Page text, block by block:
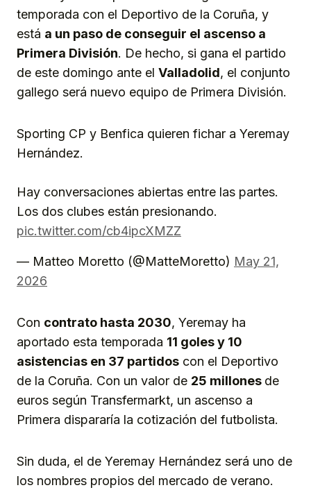
temporada con el Deportivo de la Coruña, y
está a un paso de conseguir el ascenso a
Primera División. De hecho, si gana el partido
de este domingo ante el Valladolid, el conjunto
gallego será nuevo equipo de Primera División.
Sporting CP y Benfica quieren fichar a Yeremay
Hernández.
Hay conversaciones abiertas entre las partes.
Los dos clubes están presionando.
pic.twitter.com/cb4ipcXMZZ
— Matteo Moretto (@MatteMoretto) May 21,
2026
Con contrato hasta 2030, Yeremay ha
aportado esta temporada 11 goles y 10
asistencias en 37 partidos con el Deportivo
de la Coruña. Con un valor de 25 millones de
euros según Transfermarkt, un ascenso a
Primera dispararía la cotización del futbolista.
Sin duda, el de Yeremay Hernández será uno de
los nombres propios del mercado de verano.